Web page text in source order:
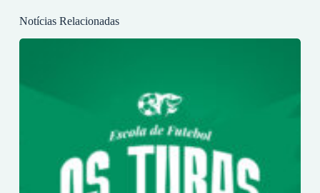
Notícias Relacionadas